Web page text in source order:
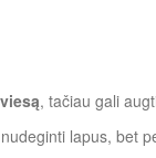
, tačiau gali
lapus, bet